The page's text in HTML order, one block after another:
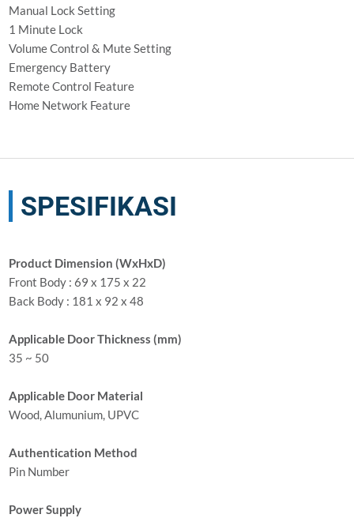
Manual Lock Setting
1 Minute Lock
Volume Control & Mute Setting
Emergency Battery
Remote Control Feature
Home Network Feature
SPESIFIKASI
Product Dimension (WxHxD)
Front Body : 69 x 175 x 22
Back Body : 181 x 92 x 48
Applicable Door Thickness (mm)
35 ~ 50
Applicable Door Material
Wood, Alumunium, UPVC
Authentication Method
Pin Number
Power Supply